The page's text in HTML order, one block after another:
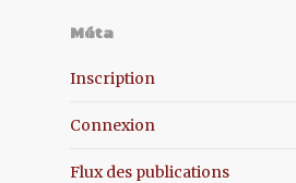
Méta
Inscription
Connexion
Flux des publications